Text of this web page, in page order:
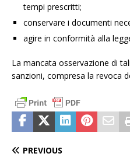
tempi prescritti;
conservare i documenti
agire in conformità alla
La mancata osservazione di
sanzioni, compresa la revoca
PREVIOUS